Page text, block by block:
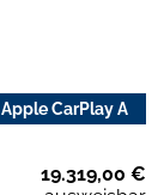
CarPlay A
19.319,00 €